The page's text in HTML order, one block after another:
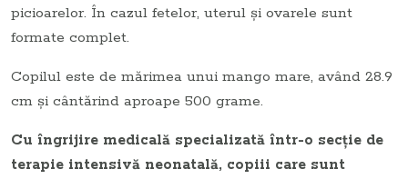
picioarelor. În cazul fetelor, uterul şi ovarele sunt
formate complet.
Copilul este de mărimea unui mango mare, având 28.9
cm şi cântărind aproape 500 grame.
Cu îngrijire medicală specializată într-o secţie de
terapie intensivă neonatală, copiii care sunt